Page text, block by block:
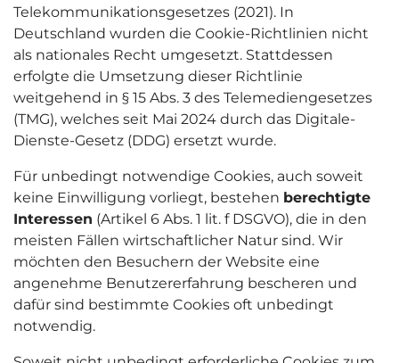
Telekommunikationsgesetzes (2021). In
Deutschland wurden die Cookie-Richtlinien nicht
als nationales Recht umgesetzt. Stattdessen
erfolgte die Umsetzung dieser Richtlinie
weitgehend in § 15 Abs. 3 des Telemediengesetzes
(TMG), welches seit Mai 2024 durch das Digitale-
Dienste-Gesetz (DDG) ersetzt wurde.
Für unbedingt notwendige Cookies, auch soweit
keine Einwilligung vorliegt, bestehen berechtigte
Interessen (Artikel 6 Abs. 1 lit. f DSGVO), die in den
meisten Fällen wirtschaftlicher Natur sind. Wir
möchten den Besuchern der Website eine
angenehme Benutzererfahrung bescheren und
dafür sind bestimmte Cookies oft unbedingt
notwendig.